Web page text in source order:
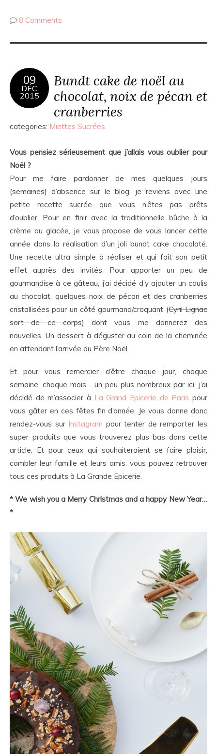
8 Comments
09
DÉC
2015
Bundt cake de noël au
chocolat, noix de pécan et
cranberries
categories: Miettes Sucrées
Vous pensiez sérieusement que j’allais vous oublier pour
Noël ?
Pour me faire pardonner de mes quelques jours
(semaines) d’absence sur le blog, je reviens avec une
petite recette sucrée que vous n’êtes pas prêts
d’oublier. Pour en finir avec la traditionnelle bûche à la
crème ou glacée, je vous propose de vous lancer cette
année dans la réalisation d’un joli bundt cake chocolaté.
Une recette ultra simple à réaliser et qui fait son petit
effet auprès des invités. Pour apporter un peu de
gourmandise à ce gâteau, j’ai décidé d’y ajouter un coulis
au chocolat, quelques noix de pécan et des cranberries
cristallisées pour un côté gourmand/croquant (Cyril Lignac
sort de ce corps) dont vous me donnerez des
nouvelles. Un dessert à déguster au coin de la cheminée
en attendant l’arrivée du Père Noël.
Et pour vous remercier d’être chaque jour, chaque
semaine, chaque mois… un peu plus nombreux par ici, j’ai
décidé de m’associer à La Grand Epicerie de Paris pour
vous gâter en ces fêtes fin d’année. Je vous donne donc
rendez-vous sur Instagram pour tenter de remporter les
super produits que vous trouverez plus bas dans cette
article. Et pour ceux qui souhaiteraient se faire plaisir,
combler leur famille et leurs amis, vous pouvez retrouver
tous ces produits à La Grande Epicerie.
* We wish you a Merry Christmas and a happy New Year…
*